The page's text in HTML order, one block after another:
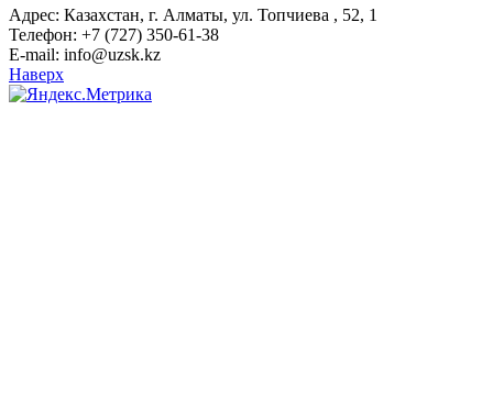
Адрес: Казахстан, г. Алматы, ул. Топчиева , 52, 1
Телефон: +7 (727) 350-61-38
E-mail: info@uzsk.kz
Наверх